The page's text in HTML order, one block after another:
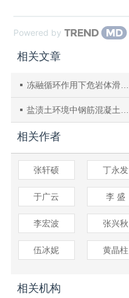
Powered by
相关文章
冻融循环作用下危岩体滑移破坏数值优化分析
盐渍土环境中钢筋混凝土基于Wiener随机过程寿命预测
相关作者
张轩硕 丁永发
于广云 李 盛
李宏波 张兴秋
伍冰妮 黄晶柱
相关机构